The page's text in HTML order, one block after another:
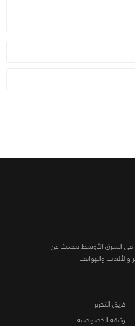
فى الشرق الأوسط تتحدث عن
والألعاب والهواتف
فريق التحرير
وثيقة الخصوصية